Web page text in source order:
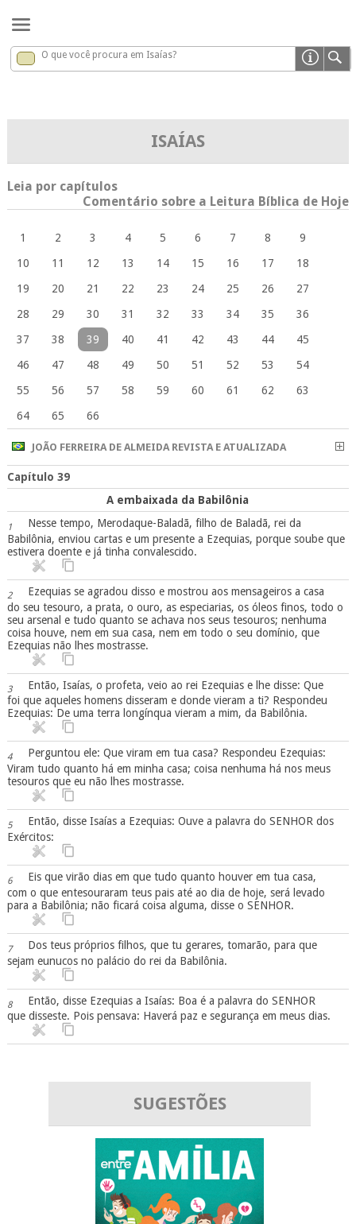
Isaías x
O que você procura em Isaías?
ISAÍAS
Leia por capítulos
Comentário sobre a Leitura Bíblica de Hoje
1 2 3 4 5 6 7 8
9
10
11 12 13 14 15 16 17
18
19
20 21 22 23 24 25 26
27
28
29 30 31 32 33 34 35
36
37
38 39 40 41 42 43 44
45
46
47 48 49 50 51 52 53
54
55
56 57 58 59 60 61 62
63
64
65 66
JOÃO FERREIRA DE ALMEIDA REVISTA E ATUALIZADA
Capítulo 39
A embaixada da Babilônia
1
Nesse tempo, Merodaque-Baladã, filho de Baladã, rei da
Babilônia, enviou cartas e um presente a Ezequias, porque soube que
estivera doente e já tinha convalescido.
2
Ezequias se agradou disso e mostrou aos mensageiros a casa
do seu tesouro, a prata, o ouro, as especiarias, os óleos finos, todo o
seu arsenal e tudo quanto se achava nos seus tesouros; nenhuma
coisa houve, nem em sua casa, nem em todo o seu domínio, que
Ezequias não lhes mostrasse.
3
Então, Isaías, o profeta, veio ao rei Ezequias e lhe disse: Que
foi que aqueles homens disseram e donde vieram a ti? Respondeu
Ezequias: De uma terra longínqua vieram a mim, da Babilônia.
4
Perguntou ele: Que viram em tua casa? Respondeu Ezequias:
Viram tudo quanto há em minha casa; coisa nenhuma há nos meus
tesouros que eu não lhes mostrasse.
5
Então, disse Isaías a Ezequias: Ouve a palavra do SENHOR dos
Exércitos:
6
Eis que virão dias em que tudo quanto houver em tua casa,
com o que entesouraram teus pais até ao dia de hoje, será levado
para a Babilônia; não ficará coisa alguma, disse o SENHOR.
7
Dos teus próprios filhos, que tu gerares, tomarão, para que
sejam eunucos no palácio do rei da Babilônia.
8
Então, disse Ezequias a Isaías: Boa é a palavra do SENHOR
que disseste. Pois pensava: Haverá paz e segurança em meus dias.
SUGESTÕES